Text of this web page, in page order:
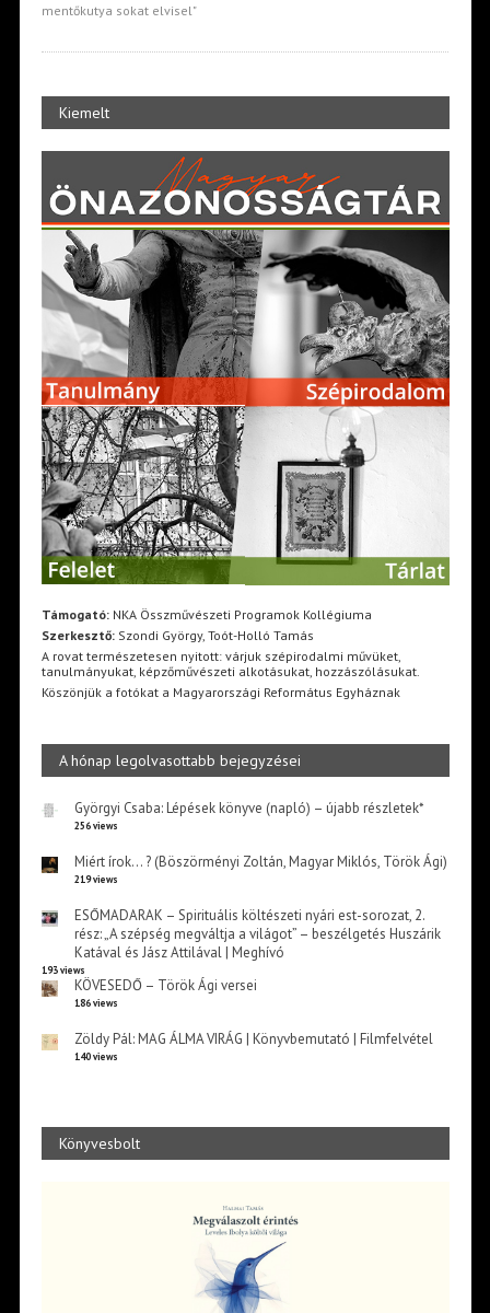
mentőkutya sokat elvisel"
Kiemelt
Támogató:NKA Összművészeti Programok Kollégiuma
Szerkesztő:Szondi György, Toót-Holló Tamás
A rovat természetesen nyitott: várjuk szépirodalmi művüket,
tanulmányukat, képzőművészeti alkotásukat, hozzászólásukat.
Köszönjük a fotókat a Magyarországi Református Egyháznak
A hónap legolvasottabb bejegyzései
Györgyi Csaba: Lépések könyve (napló) – újabb részletek*
256 views
Miért írok… ? (Böszörményi Zoltán, Magyar Miklós, Török Ági)
219 views
ESŐMADARAK – Spirituális költészeti nyári est-sorozat, 2.
rész: „A szépség megváltja a világot” – beszélgetés Huszárik
Katával és Jász Attilával | Meghívó
193 views
KÖVESEDŐ – Török Ági versei
186 views
Zöldy Pál: MAG ÁLMA VIRÁG | Könyvbemutató | Filmfelvétel
140 views
Könyvesbolt